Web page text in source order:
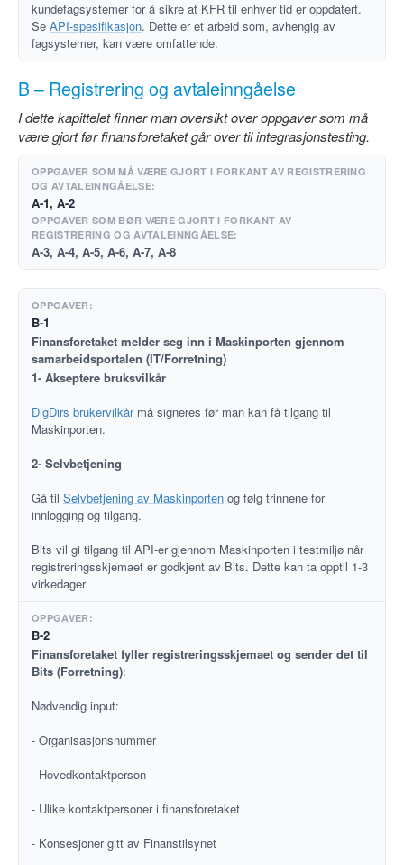
kundefagsystemer for å sikre at KFR til enhver tid er oppdatert.
Se API-spesifikasjon. Dette er et arbeid som, avhengig av
fagsystemer, kan være omfattende.
B – Registrering og avtaleinngåelse
I dette kapittelet finner man oversikt over oppgaver som må
være gjort før finansforetaket går over til integrasjonstesting.
A-1, A-2
A-3, A-4, A-5, A-6, A-7, A-8
B-1
Finansforetaket melder seg inn i Maskinporten gjennom
samarbeidsportalen (IT/Forretning)
1- Akseptere bruksvilkår
DigDirs brukervilkårmå signeres før man kan få tilgang til
Maskinporten.
2- Selvbetjening
Gå til Selvbetjening av Maskinporten og følg trinnene for
innlogging og tilgang.
Bits vil gi tilgang til API-er gjennom Maskinporten i testmiljø når
registreringsskjemaet er godkjent av Bits. Dette kan ta opptil 1-3
virkedager.
B-2
Finansforetaket fyller registreringsskjemaet og sender det til
Bits (Forretning):
Nødvendig input:
- Organisasjonsnummer
- Hovedkontaktperson
- Ulike kontaktpersoner i finansforetaket
- Konsesjoner gitt av Finanstilsynet